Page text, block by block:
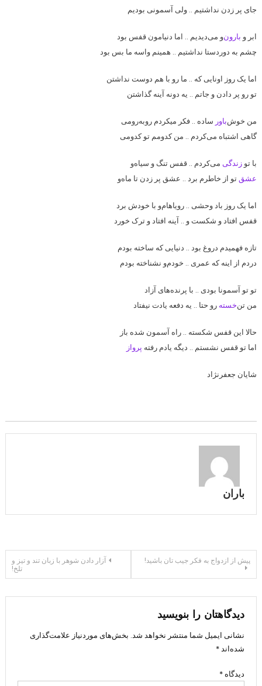
جای پر زدن نداشتیم .. ولی آسمونی بودیم
ابر و بارون‌و می‌دیدیم .. اما دنیامون قفس بود
چشم به دوردستا نداشتیم .. همینم واسه ما بس بود
اما یک روز اونایی که .. ما رو با هم دوست نداشتن
تو رو پر دادن و جاتم .. یه دونه آینه گذاشتن
من خوش‌باور ساده .. فکر می‎کردم رو‌به‌رومی
گاهی اشتباه می‌کردم .. من کدومم تو کدومی
با تو زندگیمی‌کردم .. قفس تنگ و سیاه‌و
عشقتو از خاطرم برد .. عشق پر زدن تا ماه‌و
اما یک روز باد وحشی .. رویاهام‌و با خودش برد
قفس افتاد و شکست و .. آینه افتاد و ترک خورد
تازه فهمیدم دروغ بود .. دنیایی که ساخته بودم
دردم از اینه که عمری .. خودم‌و نشناخته بودم
تو تو آسمونا بودی .. با پرنده‌های آزاد
من تن‌خسته رو حتا .. یه دفعه یادت نیفتاد
حالا این قفس شکسته .. راه آسمون شده باز
اما تو قفس نشستم .. دیگه یادم رفته پرواز
شایان جعفرنژاد
باران
راهبری
آزار دادن شوهر با زبان تند و تیز و
تلخ!
پیش از ازدواج به فکر جیب تان باشید!
دیدگاهتان را بنویسید
نشانی ایمیل شما منتشر نخواهد شد. بخش‌های موردنیاز علامت‌گذاری
شده‌اند*
دیدگاه *